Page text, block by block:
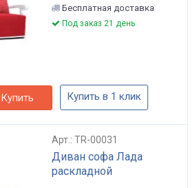
Бесплатная доставка
Под заказ 21 день
Купить Купить в 1 клик
Арт.: TR-00031
Диван софа Лада
раскладной